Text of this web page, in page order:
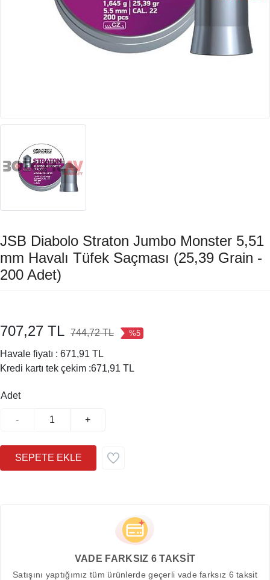
JSB Diabolo Straton Jumbo Monster 5,51
mm Havalı Tüfek Saçması (25,39 Grain -
200 Adet)
707,27 TL 744,72 TL %5
Havale fiyatı : 671,91 TL
Kredi kartı tek çekim :671,91 TL
Adet
- +
VADE FARKSIZ 6 TAKSİT
Satışını yaptığımız tüm ürünlerde geçerli vade farksız 6 taksit